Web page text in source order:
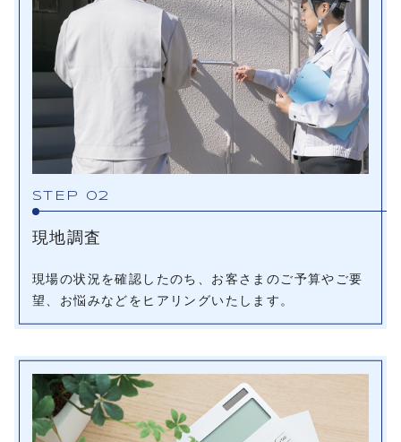
STEP 02
現地調査
現場の状況を確認したのち、お客さまのご予算やご要
望、お悩みなどをヒアリングいたします。